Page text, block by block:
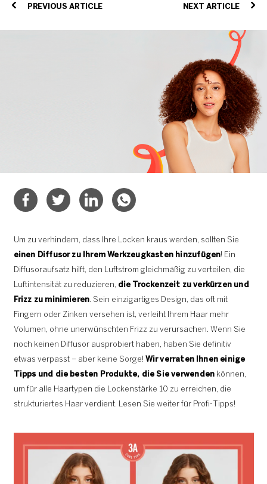
PREVIOUS ARTICLE NEXT ARTICLE
Um zu verhindern, dass Ihre Locken kraus werden, sollten Sie
einen Diffusor zu Ihrem Werkzeugkasten hinzufügen! Ein
Diffusoraufsatz hilft, den Luftstrom gleichmäßig zu verteilen, die
Luftintensität zu reduzieren, die Trockenzeit zu verkürzen und
Frizz zu minimieren. Sein einzigartiges Design, das oft mit
Fingern oder Zinken versehen ist, verleiht Ihrem Haar mehr
Volumen, ohne unerwünschten Frizz zu verursachen. Wenn Sie
noch keinen Diffusor ausprobiert haben, haben Sie definitiv
etwas verpasst – aber keine Sorge! Wir verraten Ihnen einige
Tipps und die besten Produkte, die Sie verwenden können,
um für alle Haartypen die Lockenstärke 10 zu erreichen, die
strukturiertes Haar verdient. Lesen Sie weiter für Profi-Tipps!